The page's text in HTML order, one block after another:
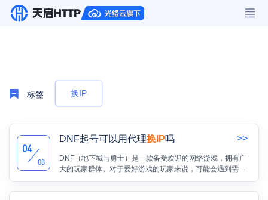
标签 换IP
04
08
DNF起号可以用代理换IP吗 >>
DNF（地下城与勇士）是一款备受欢迎的网络游戏，拥有广
大的玩家群体。对于爱好游戏的玩家来说，可能会遇到需要
使用代理换IP的情况。在这篇文章中，我们将探讨DNF起号
是否可以使用代理换IP。